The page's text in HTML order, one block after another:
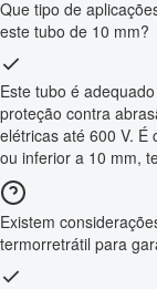
Que tipo de
este tubo de 10 mm?
Este tubo é
proteção contra
elétricas até 600 V. É
ou inferior a 10 mm,
Existem
termorretrátil para